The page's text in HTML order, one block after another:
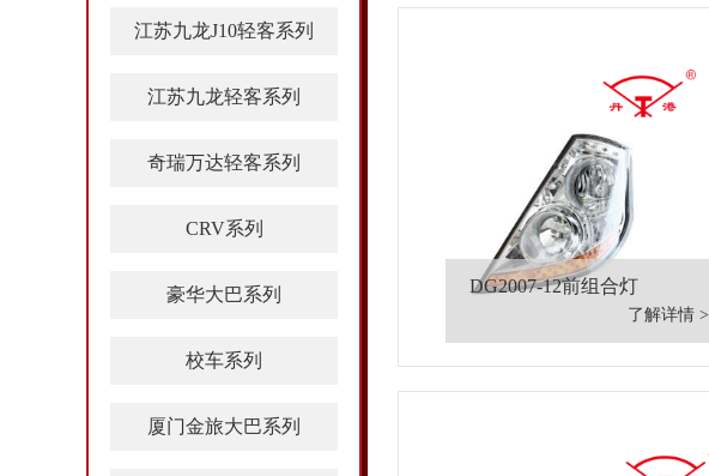
DG2007-12前组合灯
了解详情 >
江苏九龙J10轻客系列
江苏九龙轻客系列
奇瑞万达轻客系列
CRV系列
豪华大巴系列
校车系列
厦门金旅大巴系列